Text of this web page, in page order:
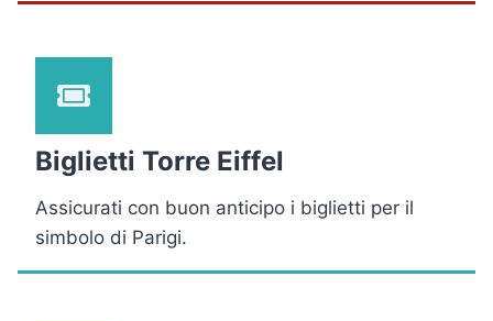
Biglietti Torre Eiffel
Assicurati con buon anticipo i biglietti per il
simbolo di Parigi.